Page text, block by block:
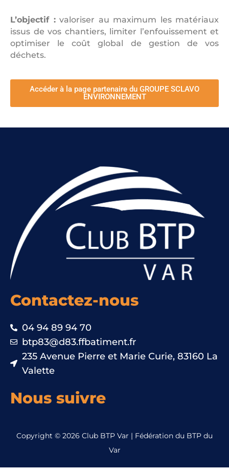
L’objectif :valoriser au maximum les matériaux
issus de vos chantiers, limiter l’enfouissement et
optimiser le coût global de gestion de vos
déchets.
Accéder à la page partenaire du GROUPE SCLAVO
ENVIRONNEMENT
Contactez-nous
04 94 89 94 70
btp83@d83.ffbatiment.fr
235 Avenue Pierre et Marie Curie, 83160 La
Valette
Nous suivre
Copyright © 2026 Club BTP Var | Fédération du BTP du
Var